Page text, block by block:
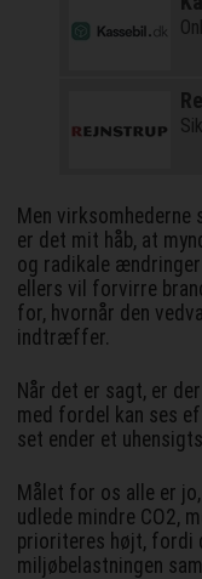
Men
er det mit håb, at
og radikale
ellers vil forvirre
for, hvornår den
indtræffer.
Når det er sagt, er
med fordel kan ses
set ender et
Målet for os alle er
udlede mindre CO2,
prioriteres højt, fordi
miljøbelastningen